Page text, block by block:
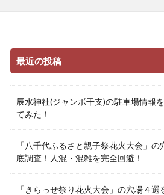
最近の投稿
辰水神社(ジャンボ干支)の駐車場情報
てみた！
「八千代ふるさと親子祭花火大会」の
底調査！人混・混雑を完全回避！
「きらっせ祭り花火大会」の穴場４選